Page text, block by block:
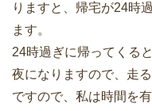
りますと、帰宅が24時
ます。
24時過ぎに帰ってくる
夜になりますので、走
ですので、私は時間を